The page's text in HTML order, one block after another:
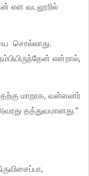
என வடலூரில்
என்றால்,
தத்துவமானது.”